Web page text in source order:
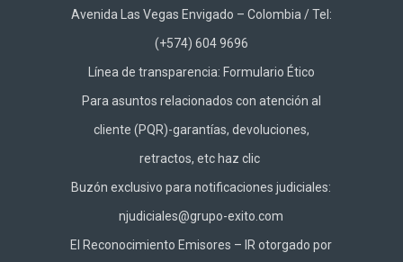
Avenida Las Vegas Envigado – Colombia / Tel:
(+574) 604 9696
Línea de transparencia: Formulario Ético
Para asuntos relacionados con atención al
cliente (PQR)-garantías, devoluciones,
retractos, etc hazclic
Buzón exclusivo para notificaciones judiciales:
njudiciales@grupo-exito.com
El Reconocimiento Emisores – IR otorgado por